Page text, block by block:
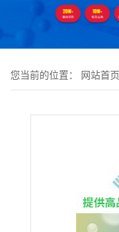
您当前的位置： 网站首页